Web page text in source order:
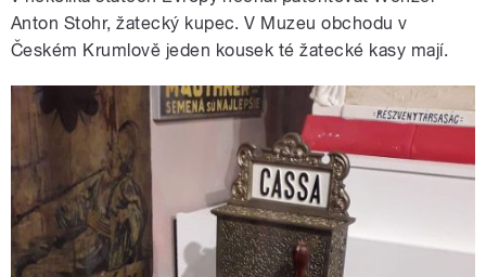
Anton Stohr, žatecký kupec. V Muzeu obchodu v
Českém Krumlově jeden kousek té žatecké kasy mají.